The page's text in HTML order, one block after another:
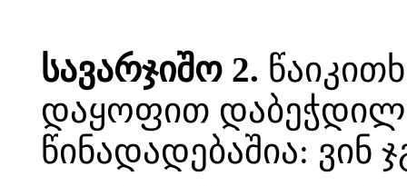
სავარჯიშო 2.
დაყოფით
წინადადებაშია: